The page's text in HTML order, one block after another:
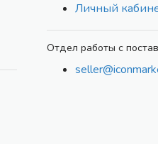
Личный
Отдел работы с